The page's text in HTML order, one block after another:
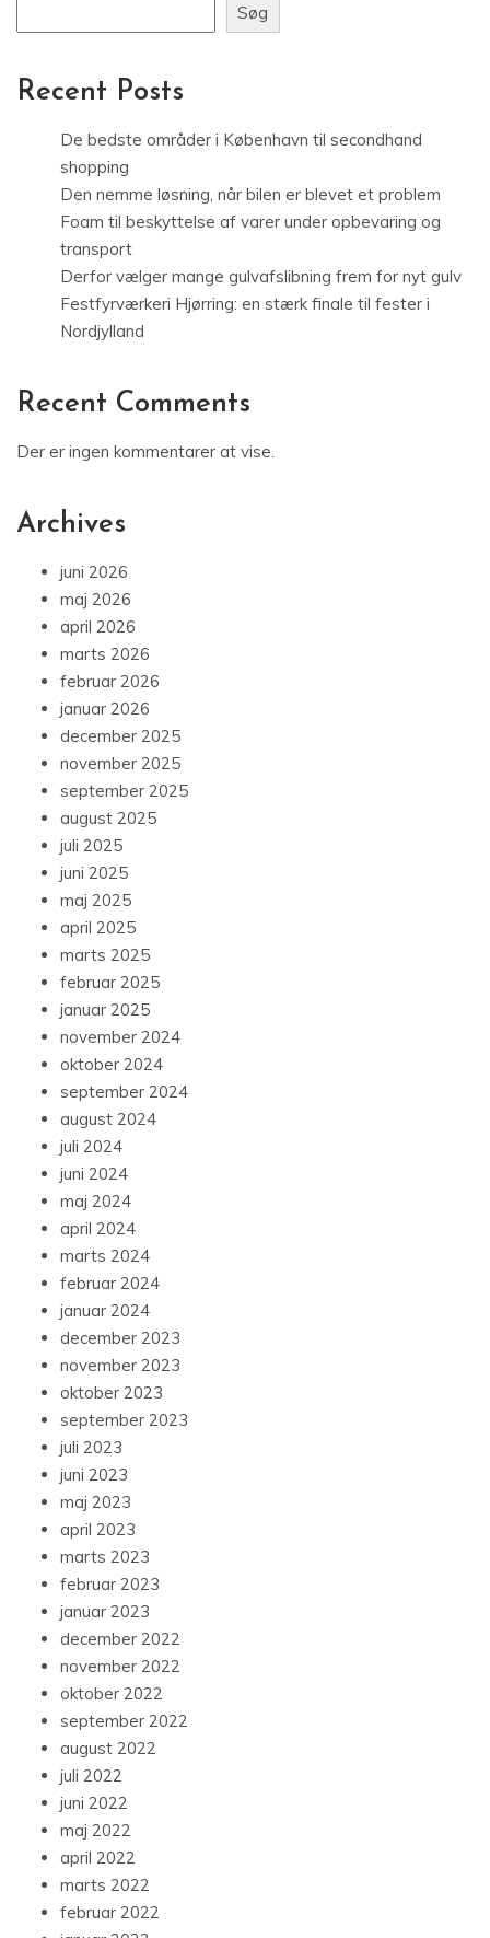
Søg
Recent Posts
De bedste områder i København til secondhand
shopping
Den nemme løsning, når bilen er blevet et problem
Foam til beskyttelse af varer under opbevaring og
transport
Derfor vælger mange gulvafslibning frem for nyt gulv
Festfyrværkeri Hjørring: en stærk finale til fester i
Nordjylland
Recent Comments
Der er ingen kommentarer at vise.
Archives
juni 2026
maj 2026
april 2026
marts 2026
februar 2026
januar 2026
december 2025
november 2025
september 2025
august 2025
juli 2025
juni 2025
maj 2025
april 2025
marts 2025
februar 2025
januar 2025
november 2024
oktober 2024
september 2024
august 2024
juli 2024
juni 2024
maj 2024
april 2024
marts 2024
februar 2024
januar 2024
december 2023
november 2023
oktober 2023
september 2023
juli 2023
juni 2023
maj 2023
april 2023
marts 2023
februar 2023
januar 2023
december 2022
november 2022
oktober 2022
september 2022
august 2022
juli 2022
juni 2022
maj 2022
april 2022
marts 2022
februar 2022